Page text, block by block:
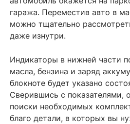
гаража. Переместив авто в
можно тщательно
даже изнутри.
Индикаторы в нижней части
масла, бензина и заряд
блокноте будет указано
Сверившись с показателями,
поиски необходимых
благо детали, в которых вы